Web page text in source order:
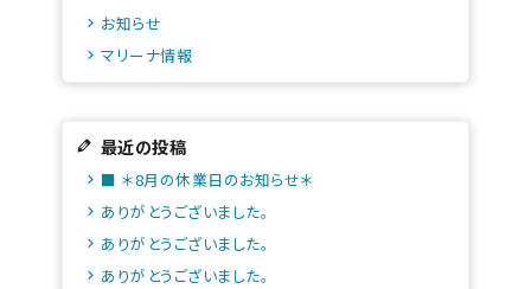
お知らせ
マリーナ情報
最近の投稿
■ ＊8月の休業日のお知らせ＊
ありがとうございました。
ありがとうございました。
ありがとうございました。